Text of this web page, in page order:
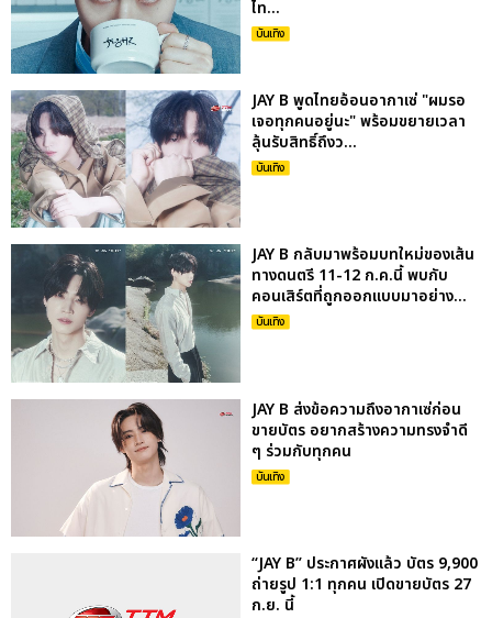
ไท...
บันเทิง
JAY B พูดไทยอ้อนอากาเซ่ "ผมรอ
เจอทุกคนอยู่นะ" พร้อมขยายเวลา
ลุ้นรับสิทธิ์ถึงว...
บันเทิง
JAY B กลับมาพร้อมบทใหม่ของเส้น
ทางดนตรี 11-12 ก.ค.นี้ พบกับ
คอนเสิร์ตที่ถูกออกแบบมาอย่าง...
บันเทิง
JAY B ส่งข้อความถึงอากาเซ่ก่อน
ขายบัตร อยากสร้างความทรงจำดี
ๆ ร่วมกับทุกคน
บันเทิง
“JAY B” ประกาศผังแล้ว บัตร 9,900
ถ่ายรูป 1:1 ทุกคน เปิดขายบัตร 27
ก.ย. นี้